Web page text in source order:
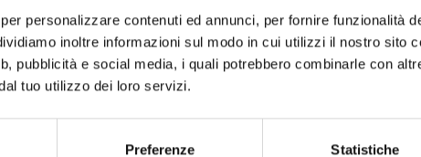
personalizzare contenuti ed annunci, per fornire funzionalità
inoltre informazioni sul modo in cui utilizzi il nostro sito
pubblicità e social media, i quali potrebbero combinarle con
tuo utilizzo dei loro servizi.
Preferenze Statistiche
anche